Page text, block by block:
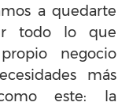
a quedarte
todo lo que
negocio
más
este: la